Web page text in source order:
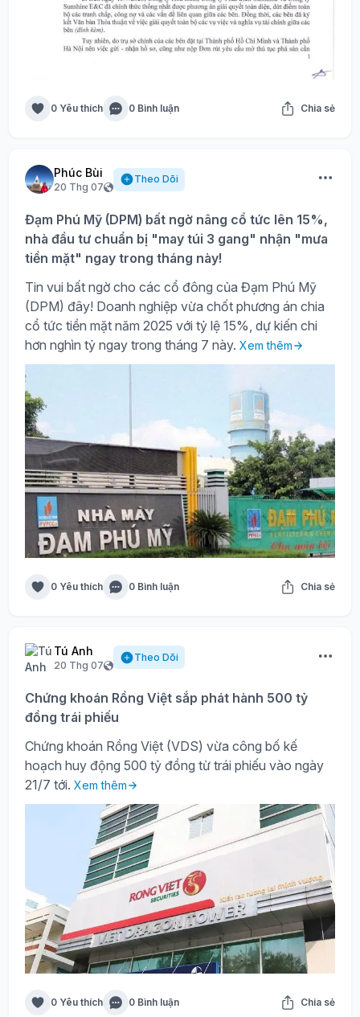
0 Yêu thích 0 Bình luận Chia sẻ
Phúc Bùi
20 Thg 07
Theo Dõi
Đạm Phú Mỹ (DPM) bất ngờ nâng cổ tức lên 15%,
nhà đầu tư chuẩn bị "may túi 3 gang" nhận "mưa
tiền mặt" ngay trong tháng này!
Tin vui bất ngờ cho các cổ đông của Đạm Phú Mỹ
(DPM) đây! Doanh nghiệp vừa chốt phương án chia
cổ tức tiền mặt năm 2025 với tỷ lệ 15%, dự kiến chi
hơn nghìn tỷ ngay trong tháng 7 này. Xem thêm
0 Yêu thích 0 Bình luận Chia sẻ
Tú Anh
20 Thg 07
Theo Dõi
Chứng khoán Rồng Việt sắp phát hành 500 tỷ
đồng trái phiếu
Chứng khoán Rồng Việt (VDS) vừa công bố kế
hoạch huy động 500 tỷ đồng từ trái phiếu vào ngày
21/7 tới. Xem thêm
0 Yêu thích 0 Bình luận Chia sẻ